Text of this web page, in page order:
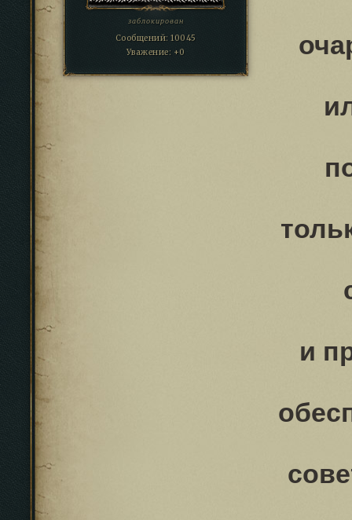
заблокирован
Сообщений: 10045
Уважение: +0
и